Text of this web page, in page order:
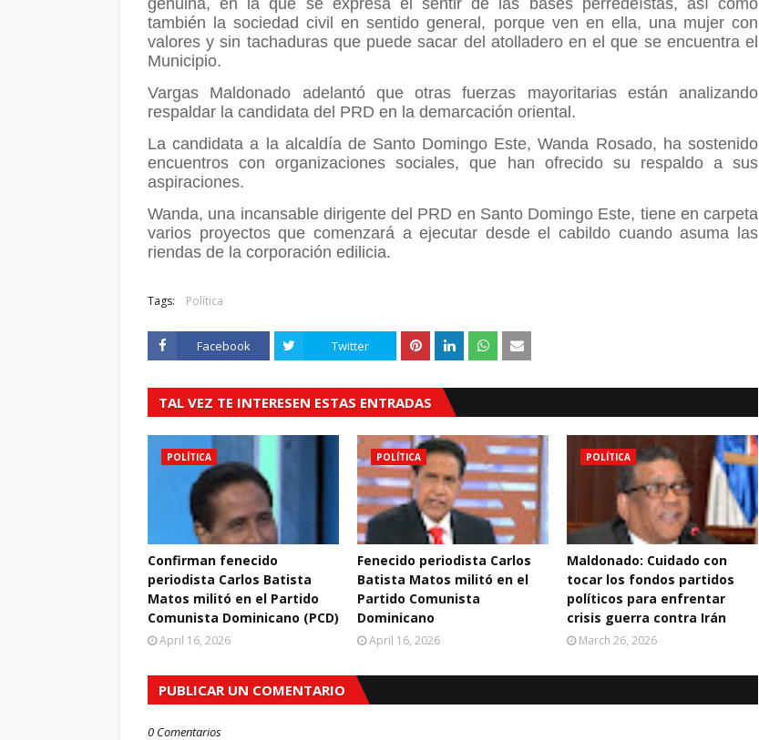
también la sociedad civil en sentido general, porque ven en ella, una mujer con
valores y sin tachaduras que puede sacar del atolladero en el que se encuentra el
Municipio.
Vargas Maldonado adelantó que otras fuerzas mayoritarias están analizando
respaldar la candidata del PRD en la demarcación oriental.
La candidata a la alcaldía de Santo Domingo Este, Wanda Rosado, ha sostenido
encuentros con organizaciones sociales, que han ofrecido su respaldo a sus
aspiraciones.
Wanda, una incansable dirigente del PRD en Santo Domingo Este, tiene en carpeta
varios proyectos que comenzará a ejecutar desde el cabildo cuando asuma las
riendas de la corporación edilicia.
Tags: Política
Facebook Twitter
TAL VEZ TE INTERESEN ESTAS ENTRADAS
POLÍTICA
Confirman fenecido
periodista Carlos Batista
Matos militó en el Partido
Comunista Dominicano (PCD)
April 16, 2026
POLÍTICA
Fenecido periodista Carlos
Batista Matos militó en el
Partido Comunista
Dominicano
April 16, 2026
POLÍTICA
Maldonado: Cuidado con
tocar los fondos partidos
políticos para enfrentar
crisis guerra contra Irán
March 26, 2026
PUBLICAR UN COMENTARIO
0 Comentarios